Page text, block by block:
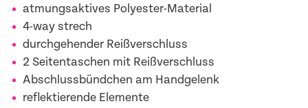
atmungsaktives Polyester-Material
4-way strech
durchgehender Reißverschluss
2 Seitentaschen mit Reißverschluss
Abschlussbündchen am Handgelenk
reflektierende Elemente